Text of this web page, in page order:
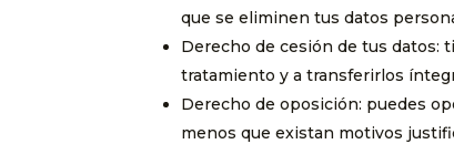
que se eliminen tus datos
Derecho de cesión de tus datos:
tratamiento y a transferirlos
Derecho de oposición: puedes
menos que existan motivos